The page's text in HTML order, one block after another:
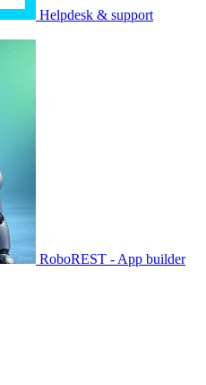
Helpdesk & support
RoboREST - App builder